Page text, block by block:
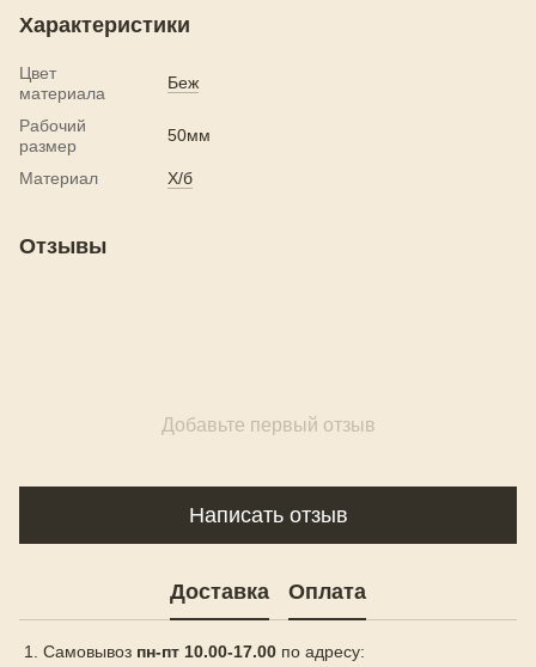
Характеристики
Цвет
материала
Беж
Рабочий
размер
50мм
Материал Х/б
Отзывы
Добавьте первый отзыв
Написать отзыв
Доставка Оплата
1. Самовывоз пн-пт 10.00-17.00 по адресу: